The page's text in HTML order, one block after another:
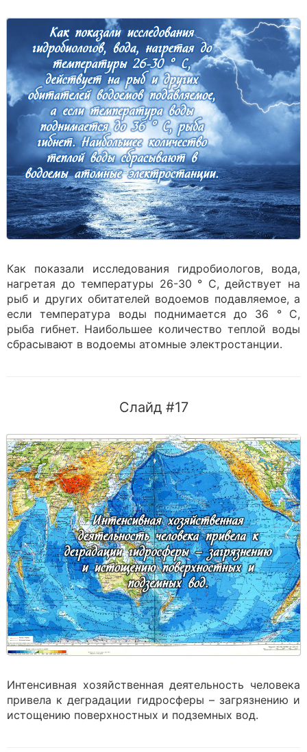
Как показали исследования гидробиологов, вода,
нагретая до температуры 26-30 ° С, действует на
рыб и других обитателей водоемов подавляемое, а
если температура воды поднимается до 36 ° С,
рыба гибнет. Наибольшее количество теплой воды
сбрасывают в водоемы атомные электростанции.
Слайд #17
Интенсивная хозяйственная деятельность чело­века
привела к деградации гидросферы – загрязнению и
истощению поверхностных и подземных вод.